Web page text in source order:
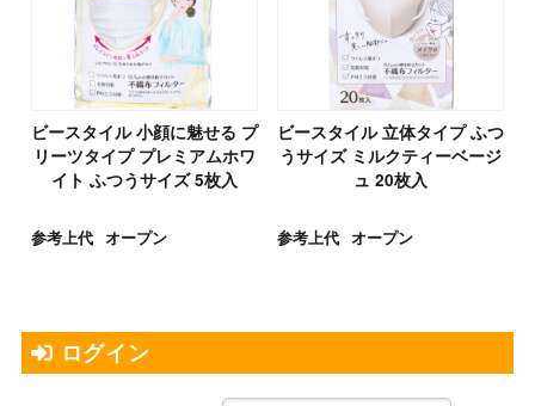
ビースタイル 小顔に魅せる プ
リーツタイプ プレミアムホワ
イト ふつうサイズ 5枚入
参考上代 オープン
ビースタイル 立体タイプ ふつ
うサイズ ミルクティーベージ
ュ 20枚入
参考上代 オープン
ログイン